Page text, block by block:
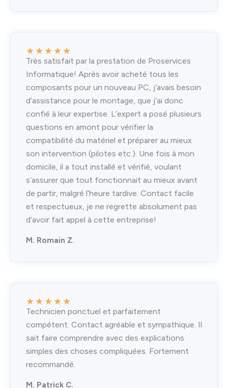
★★★★★
Très satisfait par la prestation de Proservices
Informatique! Après avoir acheté tous les
composants pour un nouveau PC, j‘avais besoin
d‘assistance pour le montage, que j‘ai donc
confié à leur expertise. L‘expert a posé plusieurs
questions en amont pour vérifier la
compatibilité du matériel et préparer au mieux
son intervention (pilotes etc.). Une fois à mon
domicile, il a tout installé et vérifié, voulant
s‘assurer que tout fonctionnait au mieux avant
de partir, malgré l‘heure tardive. Contact facile
et respectueux, je ne regrette absolument pas
d‘avoir fait appel à cette entreprise!
M. Romain Z.
★★★★★
Technicien ponctuel et parfaitement
compétent. Contact agréable et sympathique. Il
sait faire comprendre avec des explications
simples des choses compliquées. Fortement
recommandé.
M. Patrick C.